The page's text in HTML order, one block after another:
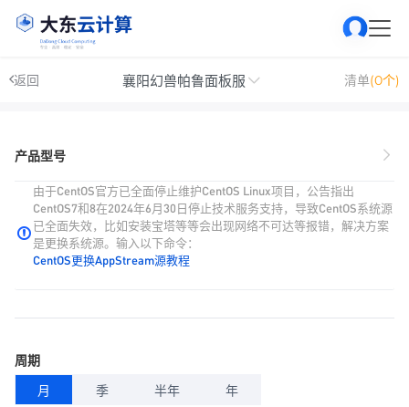
返回 襄阳幻兽帕鲁面板服 清单(0个)
产品型号
由于CentOS官方已全面停止维护CentOS Linux项目，公告指出
CentOS7和8在2024年6月30日停止技术服务支持，导致CentOS系统源
已全面失效，比如安装宝塔等等会出现网络不可达等报错，解决方案
是更换系统源。输入以下命令：
CentOS更换AppStream源教程
周期
月
季 半年 年